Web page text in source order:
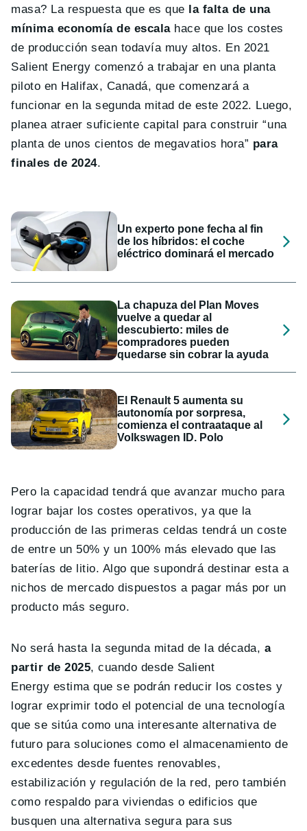
masa? La respuesta que es que la falta de una
mínima economía de escalahace que los costes
de producción sean todavía muy altos. En 2021
Salient Energy comenzó a trabajar en una planta
piloto en Halifax, Canadá, que comenzará a
funcionar en la segunda mitad de este 2022. Luego,
planea atraer suficiente capital para construir “una
planta de unos cientos de megavatios hora” para
finales de 2024.
Un experto pone fecha al fin
de los híbridos: el coche
eléctrico dominará el mercado
La chapuza del Plan Moves
vuelve a quedar al
descubierto: miles de
compradores pueden
quedarse sin cobrar la ayuda
El Renault 5 aumenta su
autonomía por sorpresa,
comienza el contraataque al
Volkswagen ID. Polo
Pero la capacidad tendrá que avanzar mucho para
lograr bajar los costes operativos, ya que la
producción de las primeras celdas tendrá un coste
de entre un 50% y un 100% más elevado que las
baterías de litio. Algo que supondrá destinar esta a
nichos de mercado dispuestos a pagar más por un
producto más seguro.
No será hasta la segunda mitad de la década, a
partir de 2025, cuando desde Salient
Energy estima que se podrán reducir los costes y
lograr exprimir todo el potencial de una tecnología
que se sitúa como una interesante alternativa de
futuro para soluciones como el almacenamiento de
excedentes desde fuentes renovables,
estabilización y regulación de la red, pero también
como respaldo para viviendas o edificios que
busquen una alternativa segura para sus